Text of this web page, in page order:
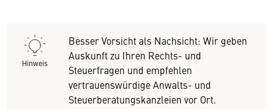
Hinweis
Besser Vorsicht als Nachsicht: Wir geben
Auskunft zu Ihren Rechts- und
Steuerfragen und empfehlen
vertrauenswürdige Anwalts- und
Steuerberatungskanzleien vor Ort.